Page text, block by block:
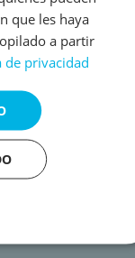
de
con la
vitales y el
a espacios
experiencias
vivan
diversión
que les haya
a partir
de privacidad